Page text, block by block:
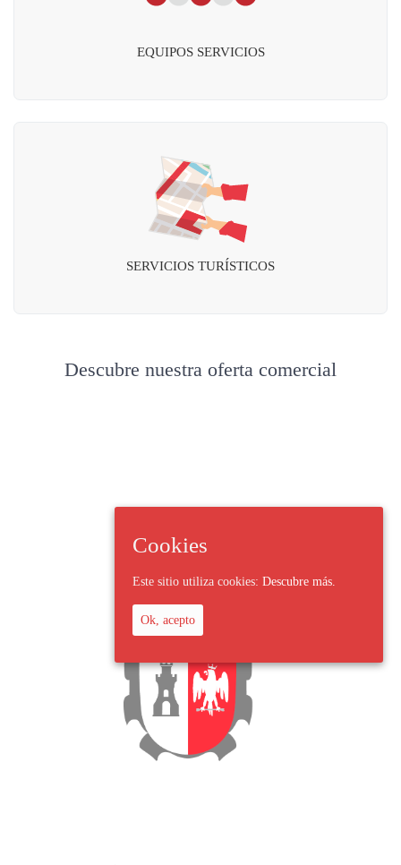
EQUIPOS SERVICIOS
SERVICIOS TURÍSTICOS
Descubre nuestra oferta comercial
Cookies
Este sitio utiliza cookies: Descubre más.
Ok, acepto